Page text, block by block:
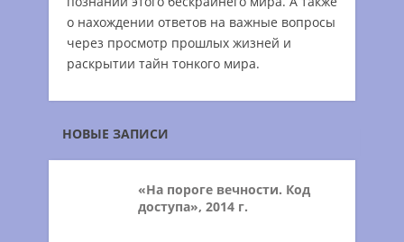
о нахождении ответов на важные вопросы
через просмотр прошлых жизней и
раскрытии тайн тонкого мира.
НОВЫЕ ЗАПИСИ
«На пороге вечности. Код
доступа», 2014 г.